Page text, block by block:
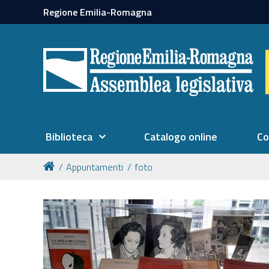
Regione Emilia-Romagna
Biblioteca Catalogo online
Appuntamenti foto